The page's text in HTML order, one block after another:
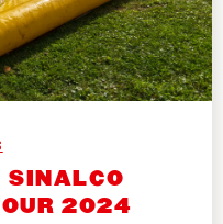
SINALCO
2024